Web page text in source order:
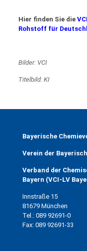
Hier finden Sie die
Rohstoff für
Bilder: VCI
Titelbild: KI
Bayerische
Verein der
Verband der
Bayern (VCI-LV
Innstraße 15
81679 München
Tel.: 089 92691-0
Fax: 089 92691-33